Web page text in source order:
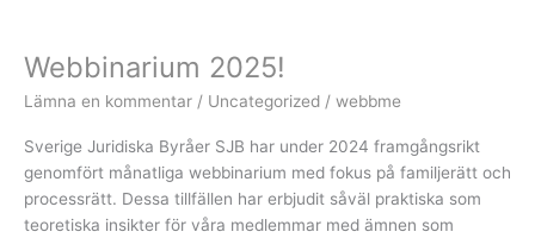
Webbinarium 2025!
Lämna en kommentar / Uncategorized / webbme
Sverige Juridiska Byråer SJB har under 2024 framgångsrikt
genomfört månatliga webbinarium med fokus på familjerätt och
processrätt. Dessa tillfällen har erbjudit såväl praktiska som
teoretiska insikter för våra medlemmar med ämnen som